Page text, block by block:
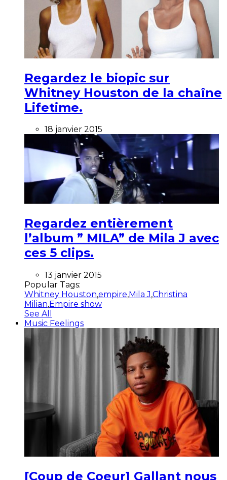
Regardez le biopic sur
Whitney Houston de la chaîne
Lifetime.
18 janvier 2015
Regardez entièrement
l’album ” MILA” de Mila J avec
ces 5 clips.
13 janvier 2015
Popular Tags:
Whitney Houston,empire,Mila J,Christina
Milian,Empire show
See All
Music Feelings
[Coup de Coeur] Gallant nous